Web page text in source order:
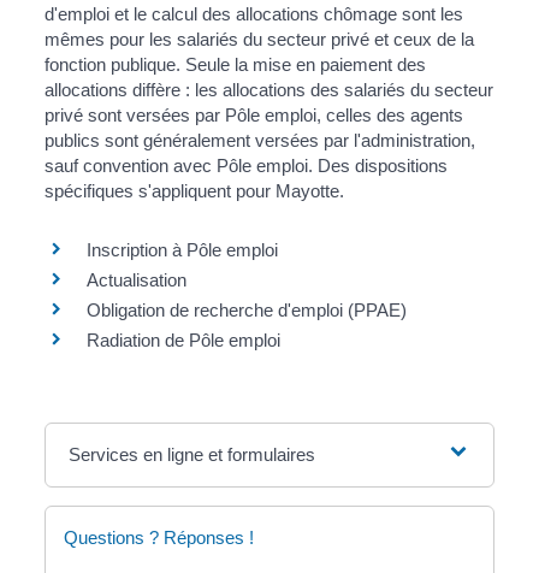
d'emploi et le calcul des allocations chômage sont les
mêmes pour les salariés du secteur privé et ceux de la
fonction publique. Seule la mise en paiement des
allocations diffère : les allocations des salariés du secteur
privé sont versées par Pôle emploi, celles des agents
publics sont généralement versées par l'administration,
sauf convention avec Pôle emploi. Des dispositions
spécifiques s'appliquent pour Mayotte.
Inscription à Pôle emploi
Actualisation
Obligation de recherche d'emploi (PPAE)
Radiation de Pôle emploi
Services en ligne et formulaires
Questions ? Réponses !